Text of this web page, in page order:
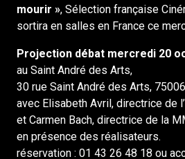
mourir », Sélection française
sortira en salles en France ce
Projection débat mercredi 20
au Saint André des Arts,
30 rue Saint André des Arts,
avec Elisabeth Avril, directrice de
et Carmen Bach, directrice de la
en présence des réalisateurs.
réservation : 01 43 26 48 18 ou